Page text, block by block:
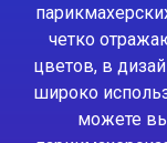
четко
цветов, в
широко
можете